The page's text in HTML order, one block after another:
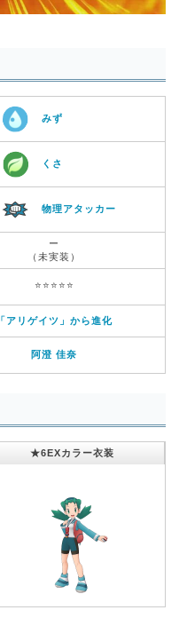
みず
くさ
物理アタッカー
ー
（未実装）
⭐️⭐️⭐️⭐️⭐️
「アリゲイツ」から進化
阿澄 佳奈
★6EXカラー衣装